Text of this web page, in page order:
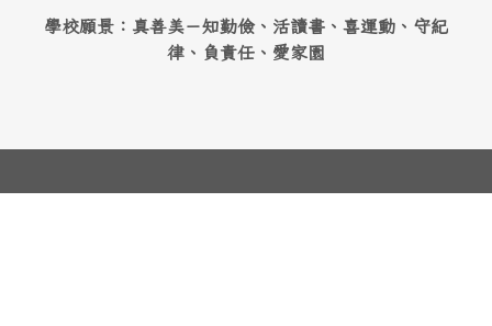
學校願景：真善美－知勤儉、活讀書、喜運動、守紀
律、負責任、愛家園